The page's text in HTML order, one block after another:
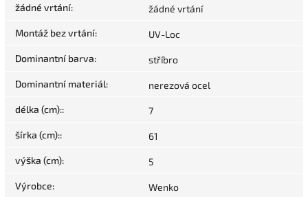
žádné vrtání: žádné vrtání
Montáž bez vrtání: UV-Loc
Dominantní barva: stříbro
Dominantní materiál: nerezová ocel
délka (cm):: 7
šírka (cm):: 61
výška (cm): 5
Výrobce: Wenko